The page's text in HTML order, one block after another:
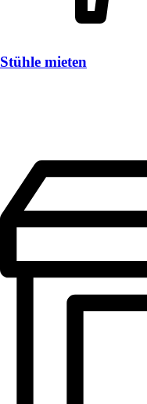
Stühle mieten